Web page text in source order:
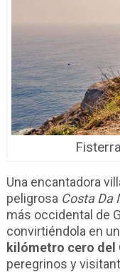
Una encantadora
peligrosa Costa Da
más occidental de
convirtiéndola en
kilómetro cero del
peregrinos y